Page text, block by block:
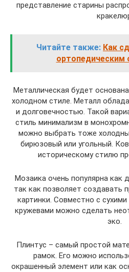
представление старины
Читайте также: Как
ортопедическим
Металлическая будет
холодном стиле. Металл
и долговечностью. Такой
стиль минимализм в
можно выбрать тоже
бирюзовый или угольный.
историческому стилю
Мозаика очень популярна как
так как позволяет создавать
картинки. Совместно с
кружевами можно сделать
эко.
Плинтус – самый простой
рамок. Его можно
окрашенный элемент или как